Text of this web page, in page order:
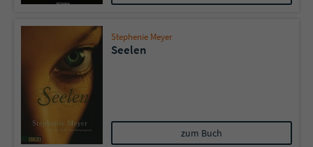
Stephenie Meyer
Seelen
zum Buch